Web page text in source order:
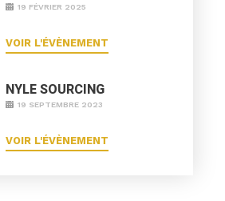
19 FÉVRIER 2025
VOIR L'ÉVÈNEMENT
NYLE SOURCING
19 SEPTEMBRE 2023
VOIR L'ÉVÈNEMENT